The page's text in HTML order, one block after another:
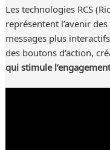
Les technologies RCS
représentent l’avenir
messages plus
des boutons d’action,
qui stimule l’engagement